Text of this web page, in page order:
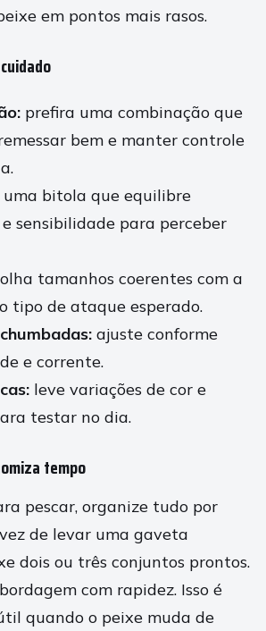
em pontos mais rasos.
prefira uma combinação que
bem e manter controle
uma bitola que equilibre
sensibilidade para perceber
tamanhos coerentes com a
tipo de ataque esperado.
ajuste conforme
e corrente.
leve variações de cor e
testar no dia.
tempo
pescar, organize tudo por
de levar uma gaveta
dois ou três conjuntos prontos.
com rapidez. Isso é
quando o peixe muda de